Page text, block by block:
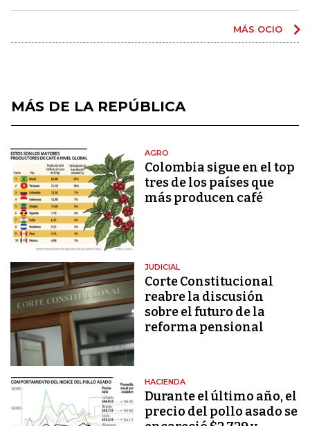
MÁS OCIO
MÁS DE LA REPÚBLICA
AGRO
Colombia sigue en el top
tres de los países que
más producen café
JUDICIAL
Corte Constitucional
reabre la discusión
sobre el futuro de la
reforma pensional
HACIENDA
Durante el último año, el
precio del pollo asado se